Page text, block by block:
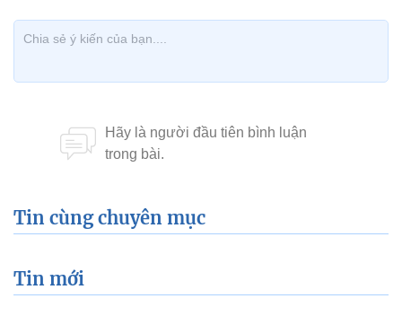
Tin cùng chuyên mục
Tin mới